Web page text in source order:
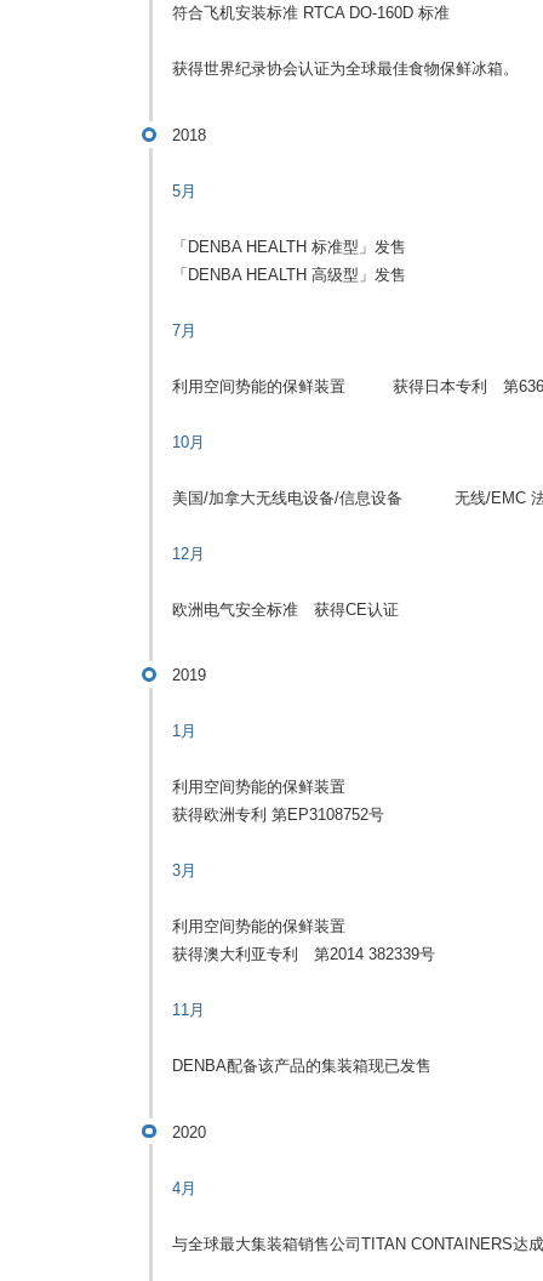
符合飞机安装标准 RTCA DO-160D 标准
获得世界纪录协会认证为全球最佳食物保鲜冰箱。
2018
5月
「DENBA HEALTH 标准型」发售
「DENBA HEALTH 高级型」发售
7月
利用空间势能的保鲜装置 获得日本专利 第
10月
美国/加拿大无线电设备/信息设备 无线/EMC
12月
欧洲电气安全标准 获得CE认证
2019
1月
利用空间势能的保鲜装置
获得欧洲专利 第EP3108752号
3月
利用空间势能的保鲜装置
获得澳大利亚专利 第2014 382339号
11月
DENBA配备该产品的集装箱现已发售
2020
4月
与全球最大集装箱销售公司TITAN CONTAINERS达